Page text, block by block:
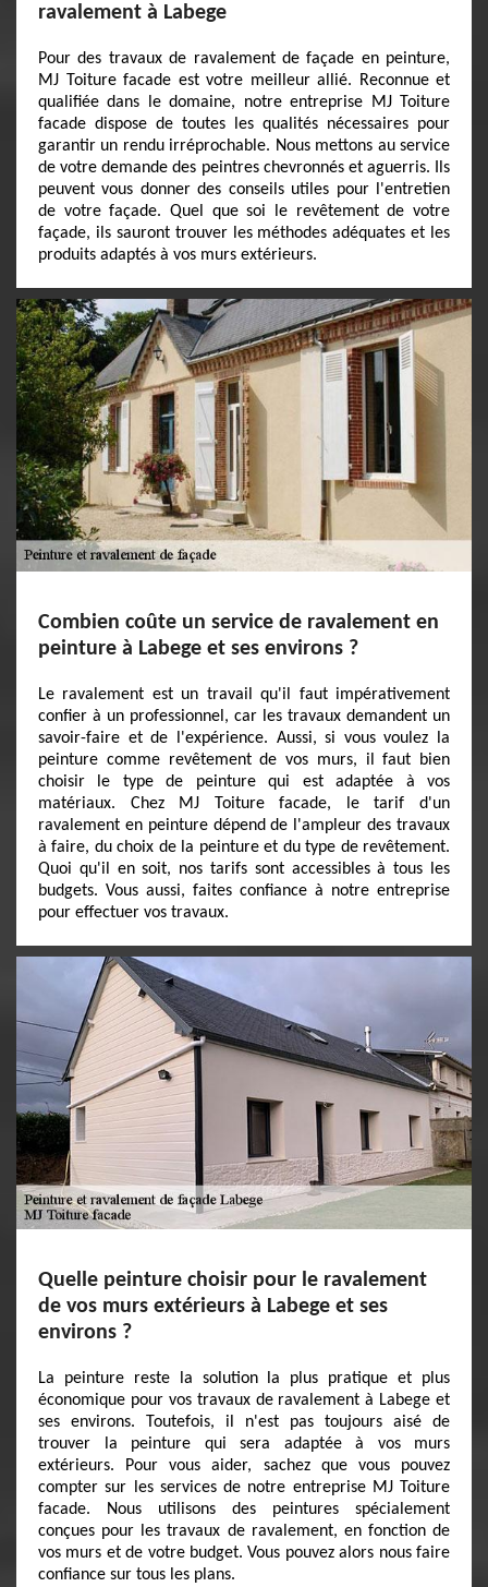
ravalement à Labege
Pour des travaux de ravalement de façade en peinture,
MJ Toiture facade est votre meilleur allié. Reconnue et
qualifiée dans le domaine, notre entreprise MJ Toiture
facade dispose de toutes les qualités nécessaires pour
garantir un rendu irréprochable. Nous mettons au service
de votre demande des peintres chevronnés et aguerris. Ils
peuvent vous donner des conseils utiles pour l'entretien
de votre façade. Quel que soi le revêtement de votre
façade, ils sauront trouver les méthodes adéquates et les
produits adaptés à vos murs extérieurs.
Combien coûte un service de ravalement en
peinture à Labege et ses environs ?
Le ravalement est un travail qu'il faut impérativement
confier à un professionnel, car les travaux demandent un
savoir-faire et de l'expérience. Aussi, si vous voulez la
peinture comme revêtement de vos murs, il faut bien
choisir le type de peinture qui est adaptée à vos
matériaux. Chez MJ Toiture facade, le tarif d'un
ravalement en peinture dépend de l'ampleur des travaux
à faire, du choix de la peinture et du type de revêtement.
Quoi qu'il en soit, nos tarifs sont accessibles à tous les
budgets. Vous aussi, faites confiance à notre entreprise
pour effectuer vos travaux.
Quelle peinture choisir pour le ravalement
de vos murs extérieurs à Labege et ses
environs ?
La peinture reste la solution la plus pratique et plus
économique pour vos travaux de ravalement à Labege et
ses environs. Toutefois, il n'est pas toujours aisé de
trouver la peinture qui sera adaptée à vos murs
extérieurs. Pour vous aider, sachez que vous pouvez
compter sur les services de notre entreprise MJ Toiture
facade. Nous utilisons des peintures spécialement
conçues pour les travaux de ravalement, en fonction de
vos murs et de votre budget. Vous pouvez alors nous faire
confiance sur tous les plans.